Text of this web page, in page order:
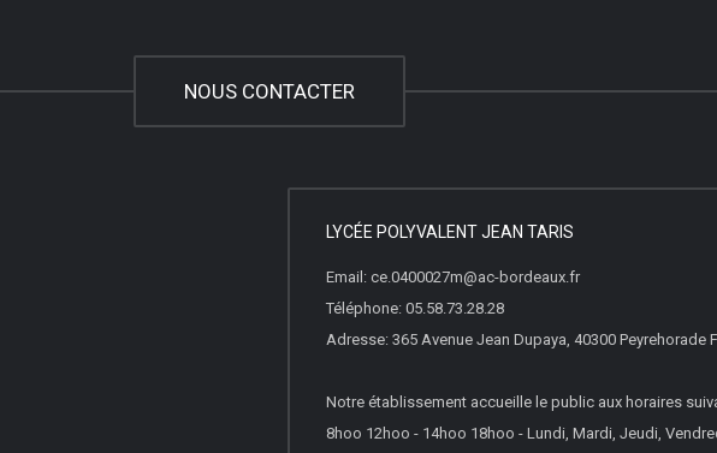
NOUS CONTACTER
LYCÉE POLYVALENT JEAN TARIS
Email: ce.0400027m@ac-bordeaux.fr
Téléphone: 05.58.73.28.28
Adresse: 365 Avenue Jean Dupaya, 40300 Peyrehorade
Notre établissement accueille le public aux horaires
8hoo 12hoo - 14hoo 18hoo - Lundi, Mardi, Jeudi,